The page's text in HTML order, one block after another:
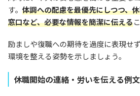
す。 体調への配慮を最優先にしつつ、
窓口など、必要な情報を簡潔に伝える
励ましや復職への期待を過度に表現せ
環境を整える姿勢を示しましょう。
休職開始の連絡・労いを伝える例文